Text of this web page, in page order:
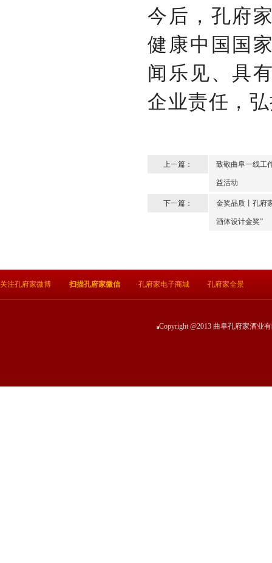
今后，孔府
健康中国国
闻乐见、具
企业责任，
上一篇： 致敬曲阜一线工
益活动
下一篇： 金奖品质丨孔府
酒体设计金奖”
关注孔府家微博 扫描孔府家微信 孔府家电子商城 孔府家全景
Copyright @2013 曲阜孔府家酒业